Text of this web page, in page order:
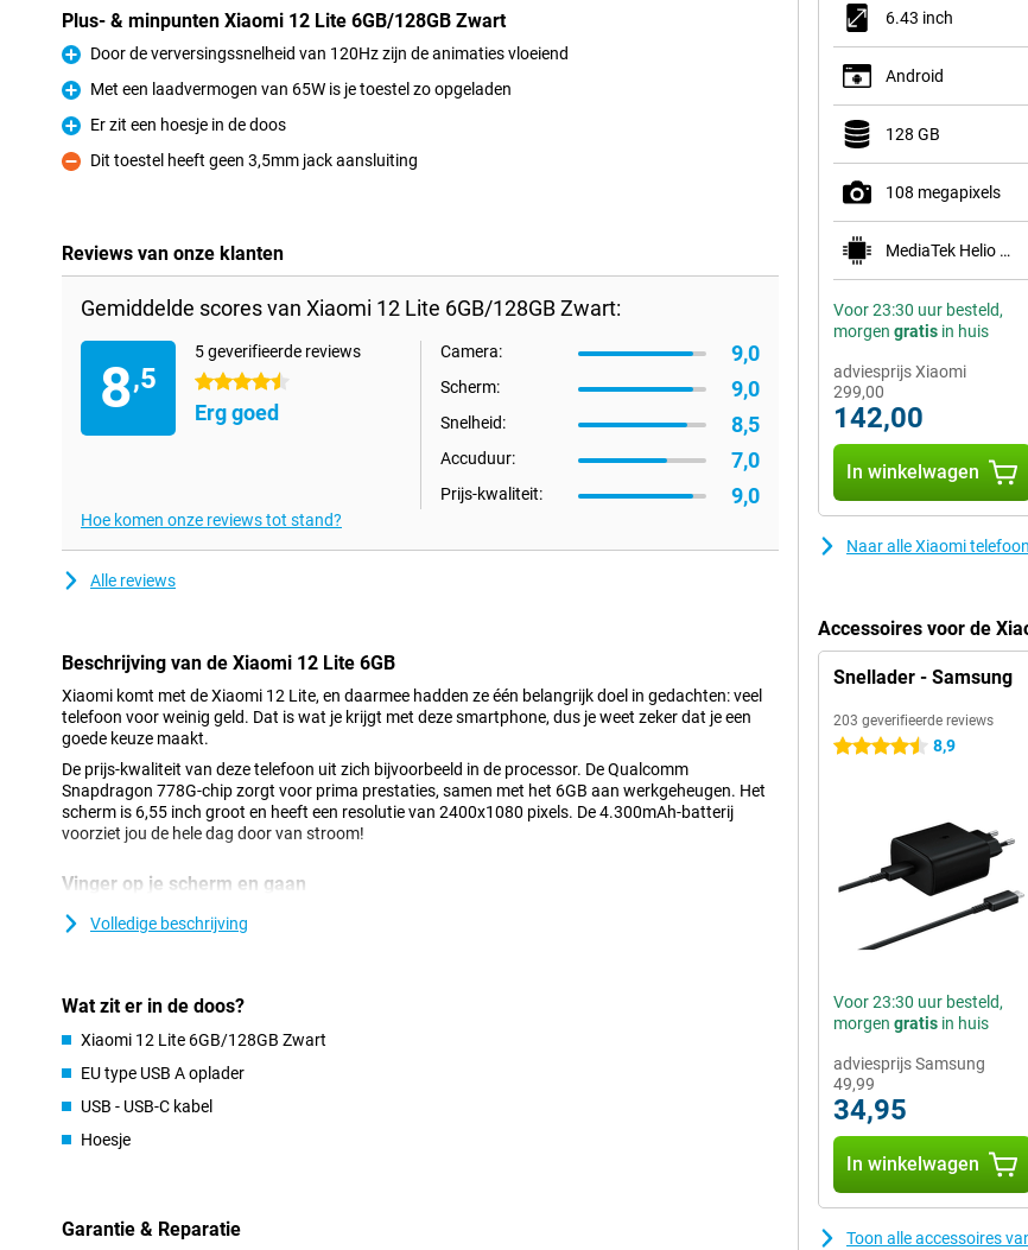
Plus- & minpunten Xiaomi 12 Lite 6GB/128GB Zwart
Pluspunt
Door de verversingssnelheid van 120Hz zijn de animaties vloeiend
Pluspunt
Met een laadvermogen van 65W is je toestel zo opgeladen
Pluspunt
Er zit een hoesje in de doos
Minpunt
Dit toestel heeft geen 3,5mm jack aansluiting
Reviews van onze klanten
Gemiddelde scores van Xiaomi 12 Lite 6GB/128GB Zwart:
8,5
5 geverifieerde reviews
4.5 sterren
Erg goed
Camera: 9,0
Scherm: 9,0
Snelheid: 8,5
Accuduur: 7,0
Prijs-kwaliteit: 9,0
Hoe komen onze reviews tot stand?
Alle reviews
Beschrijving van de Xiaomi 12 Lite 6GB
Xiaomi komt met de Xiaomi 12 Lite, en daarmee hadden ze één belangrijk doel in gedachten: veel
telefoon voor weinig geld. Dat is wat je krijgt met deze smartphone, dus je weet zeker dat je een
goede keuze maakt.
De prijs-kwaliteit van deze telefoon uit zich bijvoorbeeld in de processor. De Qualcomm
Snapdragon 778G-chip zorgt voor prima prestaties, samen met het 6GB aan werkgeheugen. Het
scherm is 6,55 inch groot en heeft een resolutie van 2400x1080 pixels. De 4.300mAh-batterij
voorziet jou de hele dag door van stroom!
Vinger op je scherm en gaan
Deze telefoon van Xiaomi heeft zijn vingerafdruksensor achter het scherm zitten. Je kan je vinger
gewoon op je scherm leggen en dan ontgrendel je jouw telefoon.
Onder de motorkap van deze Xiaomi 12 Lite vind je een mid-range processor. Dit betekent dat het
toestel krachtig genoeg is voor de alledaagse apps, zoals bijvoorbeeld whatsapp, mail en
ten ppzichte van de standaard 60 keer. Hierdoor zien beelden er extra vloeiend uit. Dankzij de
stereo speakers in dit toestel ervaar jij het geluid nog beter. Zo merk je het verschil van geluid dat
van links of rechts komt. Dit geeft een extra dimensie aan je films en series of aan de muziek die je
direct van je toestel afspeelt.
Als je telefoon leeg is, dan wil je er natuurlijk zo snel mogelijk weer gebruik van kunnen maken.
Gelukkig duurt het laden van de Xiaomi 12 Lite nooit lang duur de snellaadfunctie.
Volledige beschrijving
Wat zit er in de doos?
Xiaomi 12 Lite 6GB/128GB Zwart
EU type USB A oplader
USB - USB-C kabel
Hoesje
Garantie & Reparatie
6.43 inch
Android
128 GB
108 megapixels
MediaTek Helio G96
Voor 23:30 uur besteld,
morgen gratis in huis
299,00
adviesprijs Xiaomi
142,00
In winkelwagen
Naar alle Xiaomi
Accessoires voor de
Snellader - Samsung
203 geverifieerde reviews
4.5 sterren 8,9
Voor 23:30 uur besteld,
morgen gratis in huis
49,99
adviesprijs Samsung
34,95
In winkelwagen
Toon alle accessoires